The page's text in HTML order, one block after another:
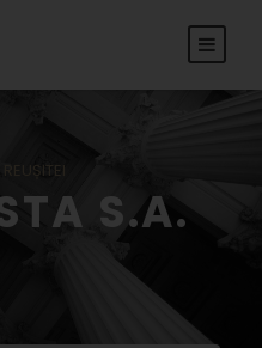
REUȘITEI
S.A.